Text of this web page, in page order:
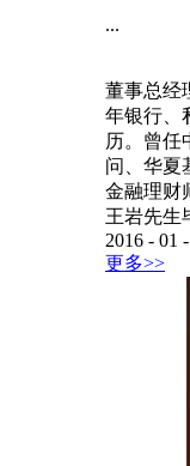
...
董事总经
年银行、
历。曾任
问、华夏
金融理财
王岩先生
2016 - 01 -
更多>>